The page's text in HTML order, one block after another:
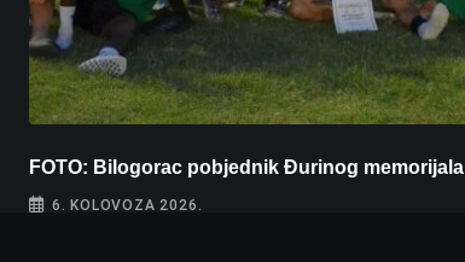
FOTO: Bilogorac pobjednik Đurinog memorijala
6. KOLOVOZA 2026.